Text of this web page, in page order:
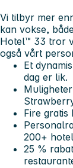
Vi tilbyr mer
kan vokse,
Hotel™ 33 tror
også vårt
Et
dag er lik.
Fire gratis
200+
25 %